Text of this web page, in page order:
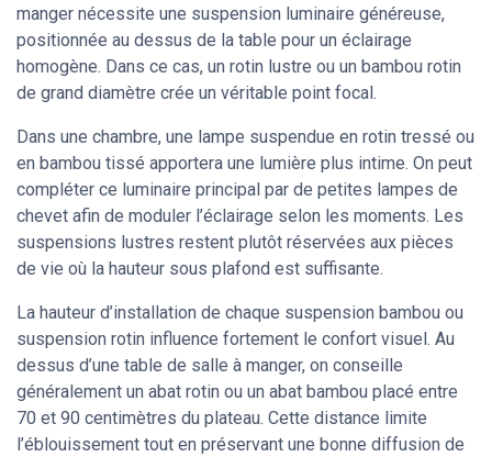
manger nécessite une suspension luminaire généreuse,
positionnée au dessus de la table pour un éclairage
homogène. Dans ce cas, un rotin lustre ou un bambou rotin
de grand diamètre crée un véritable point focal.
Dans une chambre, une lampe suspendue en rotin tressé ou
en bambou tissé apportera une lumière plus intime. On peut
compléter ce luminaire principal par de petites lampes de
chevet afin de moduler l’éclairage selon les moments. Les
suspensions lustres restent plutôt réservées aux pièces
de vie où la hauteur sous plafond est suffisante.
La hauteur d’installation de chaque suspension bambou ou
suspension rotin influence fortement le confort visuel. Au
dessus d’une table de salle à manger, on conseille
généralement un abat rotin ou un abat bambou placé entre
70 et 90 centimètres du plateau. Cette distance limite
l’éblouissement tout en préservant une bonne diffusion de